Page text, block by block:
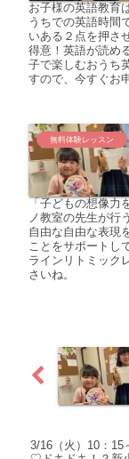
お子様の英語教育
うちでの英語時間
いある２点を押さ
得意！英語が読め
子で楽しむおうち
すので、今すぐお
無料体験レッスン
「子どもの想像
ノ教室の先生が行
自由な自由な表現
ことをサポートし
ラインリトミック
さいね。
3/16（火）10：